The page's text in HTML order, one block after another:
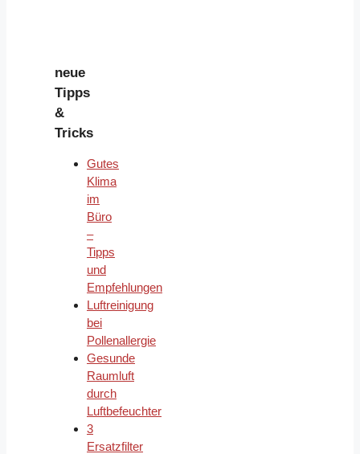
neue
Tipps
&
Tricks
Gutes
Klima
im
Büro
–
Tipps
und
Empfehlungen
Luftreinigung
bei
Pollenallergie
Gesunde
Raumluft
durch
Luftbefeuchter
3
Ersatzfilter